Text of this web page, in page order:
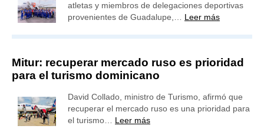
atletas y miembros de delegaciones deportivas
provenientes de Guadalupe,… Leer más
Mitur: recuperar mercado ruso es prioridad
para el turismo dominicano
David Collado, ministro de Turismo, afirmó que
recuperar el mercado ruso es una prioridad para
el turismo… Leer más